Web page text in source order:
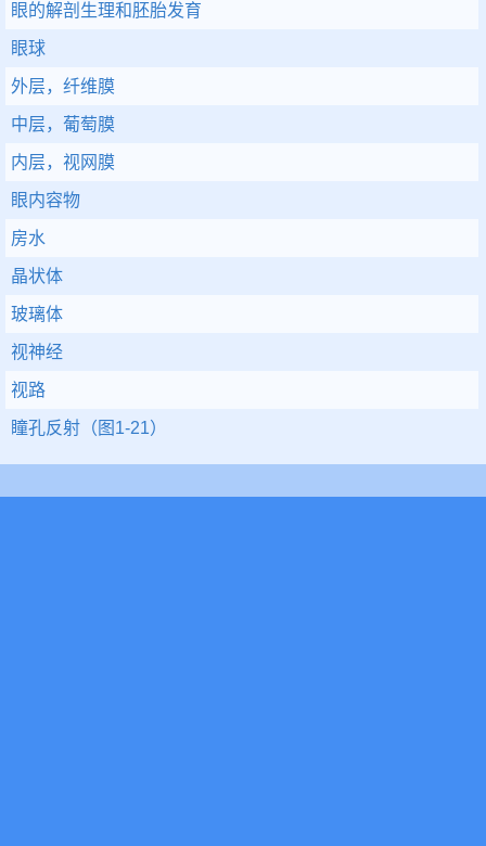
眼的解剖生理和胚胎发育
眼球
外层，纤维膜
中层，葡萄膜
内层，视网膜
眼内容物
房水
晶状体
玻璃体
视神经
视路
瞳孔反射（图1-21）